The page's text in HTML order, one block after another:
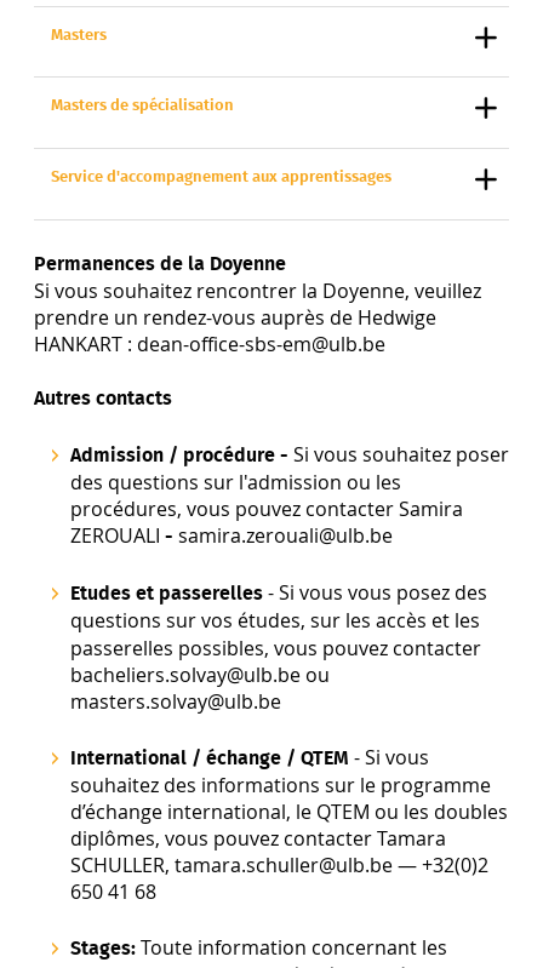
Masters
Masters de spécialisation
Service d'accompagnement aux apprentissages
Permanences de la Doyenne
Si vous souhaitez rencontrer la Doyenne, veuillez
prendre un rendez-vous auprès de Hedwige
HANKART : dean-office-sbs-em@ulb.be
Autres contacts
Admission / procédure - Si vous souhaitez poser
des questions sur l'admission ou les
procédures, vous pouvez contacter Samira
ZEROUALI - samira.zerouali@ulb.be
Etudes et passerelles - Si vous vous posez des
questions sur vos études, sur les accès et les
passerelles possibles, vous pouvez contacter
bacheliers.solvay@ulb.be ou
masters.solvay@ulb.be
International / échange / QTEM - Si vous
souhaitez des informations sur le programme
d’échange international, le QTEM ou les doubles
diplômes, vous pouvez contacter Tamara
SCHULLER, tamara.schuller@ulb.be — +32(0)2
650 41 68
Stages: Toute information concernant les